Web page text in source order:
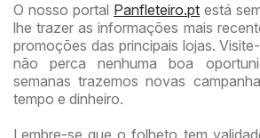
O nosso portal Panfleteiro.pt está
lhe trazer as informações mais
promoções das principais lojas.
não perca nenhuma boa
semanas trazemos novas
tempo e dinheiro.